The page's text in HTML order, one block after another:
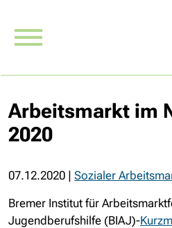
Arbeitsmarkt im
2020
07.12.2020 | Sozialer
Bremer Institut für
Jugendberufshilfe (BIAJ)-